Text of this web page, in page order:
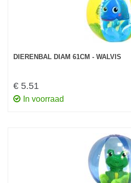
DIERENBAL DIAM 61CM - WALVIS
€ 5.51
In voorraad